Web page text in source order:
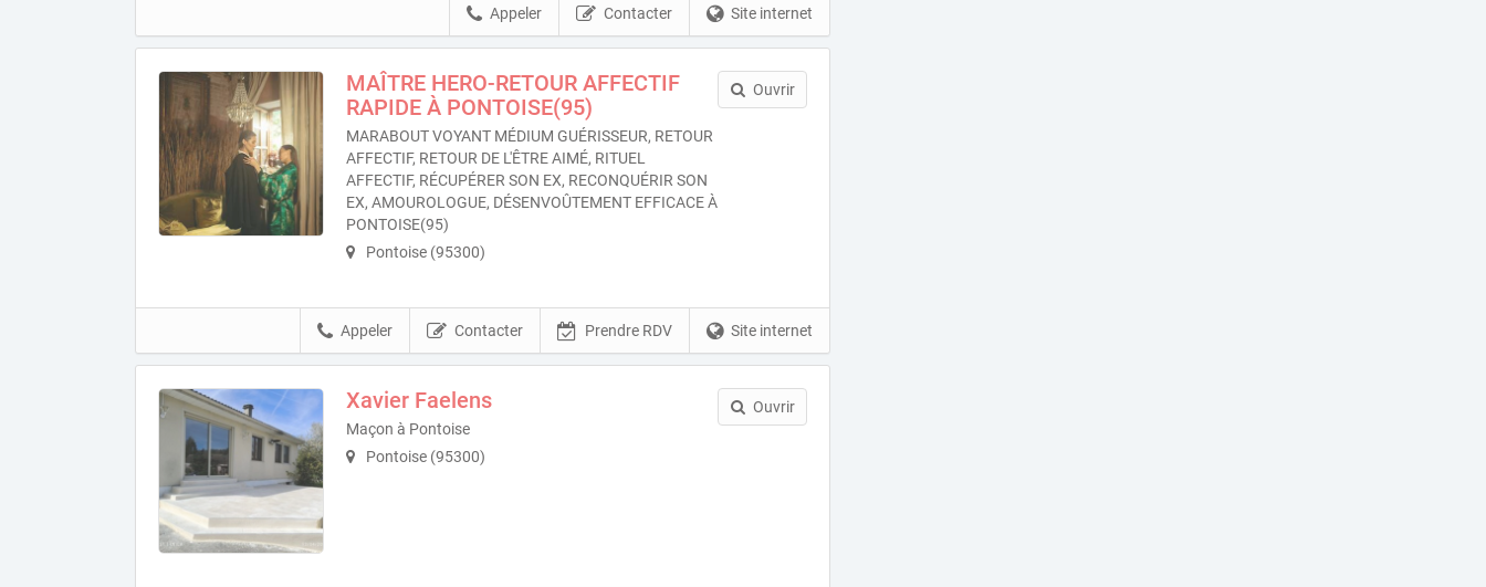
Site internet
Contacter
Appeler
MAÎTRE HERO-RETOUR AFFECTIF
RAPIDE À PONTOISE(95)
MARABOUT VOYANT MÉDIUM GUÉRISSEUR, RETOUR
AFFECTIF, RETOUR DE L'ÊTRE AIMÉ, RITUEL
AFFECTIF, RÉCUPÉRER SON EX, RECONQUÉRIR SON
EX, AMOUROLOGUE, DÉSENVOÛTEMENT EFFICACE À
PONTOISE(95)
Pontoise (95300)
Ouvrir
Site internet
Prendre RDV
Contacter
Appeler
Xavier Faelens
Maçon à Pontoise
Pontoise (95300)
Ouvrir